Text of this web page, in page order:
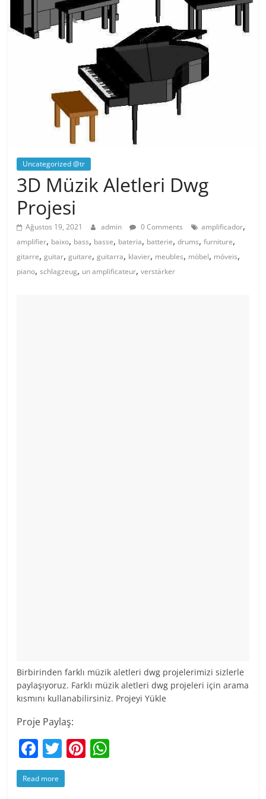
Uncategorized @tr
3D Müzik Aletleri Dwg
Projesi
Ağustos 19, 2021 admin 0 Comments amplificador,
amplifier, baixo, bass, basse, bateria, batterie,drums,furniture,
gitarre,guitar,guitare,guitarra, klavier, meubles, möbel, móveis,
piano,schlagzeug, un amplificateur,verstärker
Birbirinden farklı müzik aletleri dwg projelerimizi sizlerle
paylaşıyoruz. Farklı müzik aletleri dwg projeleri için arama
kısmını kullanabilirsiniz. Projeyi Yükle
Proje Paylaş:
F
a
c
T
w
itt
Pi
Read more